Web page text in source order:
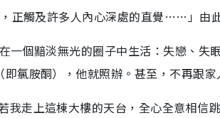
正觸及許多人內心深處的直覺……」由
一個黯淡無光的圈子中生活：失戀、失
氯胺酮），他就照辦。甚至，不再跟家
我走上這棟大樓的天台，全心全意相信